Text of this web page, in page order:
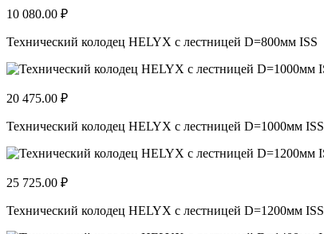
10 080.00 ₽
Технический колодец HELYX с лестницей D=800мм ISS
20 475.00 ₽
Технический колодец HELYX с лестницей D=1000мм ISS
25 725.00 ₽
Технический колодец HELYX с лестницей D=1200мм ISS